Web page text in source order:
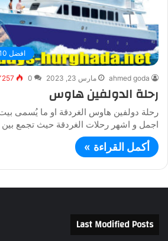
افضل 10 رحلات في مدينة الغردقة
ahmed goda مارس 23, 2023 0
رحلة الدولفين هاوس
رحلة دولفين هاوس الغردقة او ما يُسمى بيت
اجمل و اشهر رحلات الغردقة حيث تجمع
أكمل القراءة »
Last Modified Posts